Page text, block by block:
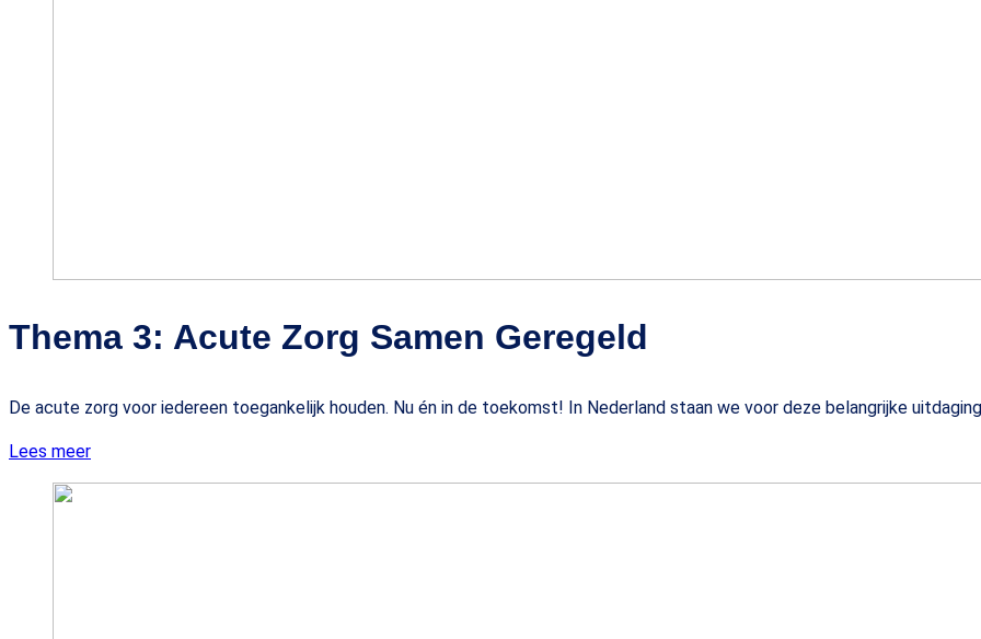
Thema 3: Acute Zorg Samen Geregeld
De acute zorg voor iedereen toegankelijk houden. Nu én in de toekomst! In Nederland staan we voor deze belangrijke
Lees meer